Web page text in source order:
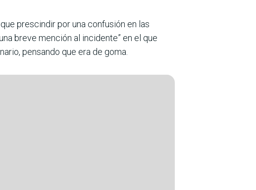
prescindir por una confusión en las
breve mención al incidente” en el que
pensando que era de goma.